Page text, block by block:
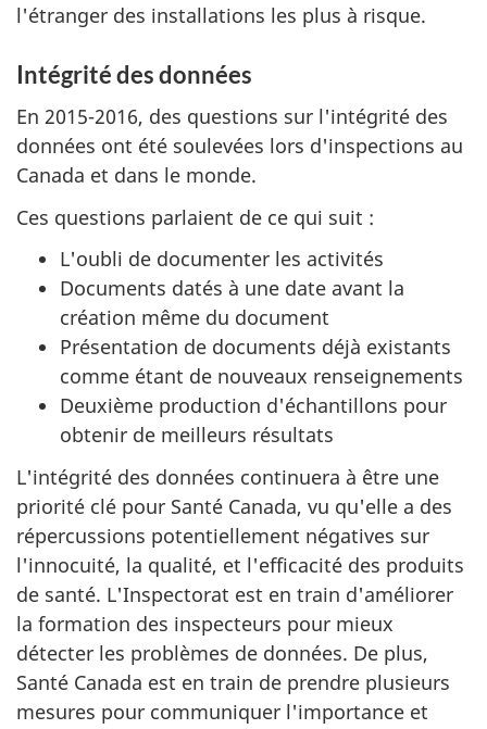
l'étranger des installations les plus à risque.
Intégrité des données
En 2015-2016, des questions sur l'intégrité des
données ont été soulevées lors d'inspections au
Canada et dans le monde.
Ces questions parlaient de ce qui suit :
L'oubli de documenter les activités
Documents datés à une date avant la
création même du document
Présentation de documents déjà existants
comme étant de nouveaux renseignements
Deuxième production d'échantillons pour
obtenir de meilleurs résultats
L'intégrité des données continuera à être une
priorité clé pour Santé Canada, vu qu'elle a des
répercussions potentiellement négatives sur
l'innocuité, la qualité, et l'efficacité des produits
de santé. L'Inspectorat est en train d'améliorer
la formation des inspecteurs pour mieux
détecter les problèmes de données. De plus,
Santé Canada est en train de prendre plusieurs
mesures pour communiquer l'importance et